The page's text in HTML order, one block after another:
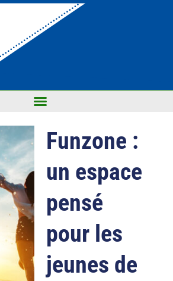
Funzone :
un espace
pensé
pour les
jeunes de